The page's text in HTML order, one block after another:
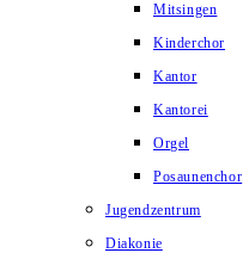
Mitsingen
Kinderchor
Kantor
Kantorei
Orgel
Posaunenchor
Jugendzentrum
Diakonie